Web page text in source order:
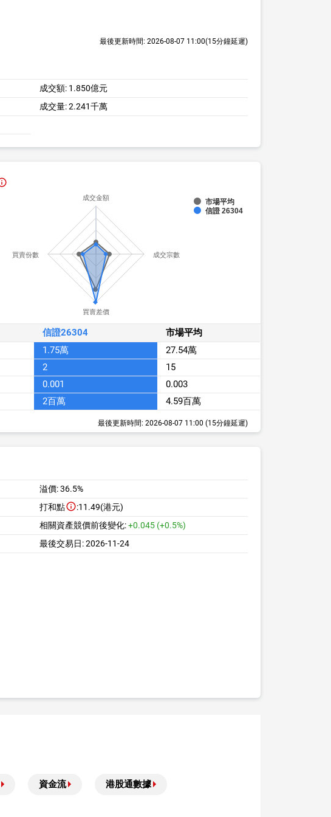
最後更新時間: 2026-08-07 11:00(15分鐘延遲)
成交額: 1.850億元
成交量:2.241千萬
成交金額
成交宗數
買賣差價
買賣份數
市場平均
信證 26304
信證26304
市場平均
1.75萬
27.54萬
2
15
0.001
0.003
2百萬 4.59百萬
最後更新時間: 2026-08-07 11:00 (15分鐘延遲)
溢價:36.5%
打和點 :11.49(港元)
相關資產競價前後變化:+0.045 (+0.5%)
最後交易日:2026-11-24
資金流 港股通數據